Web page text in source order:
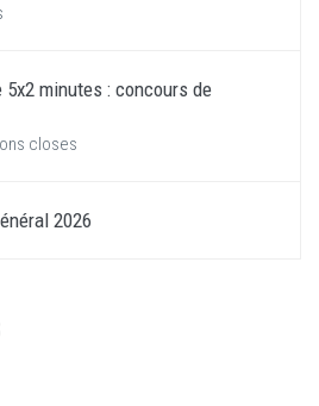
5x2 minutes : concours de
closes
2026